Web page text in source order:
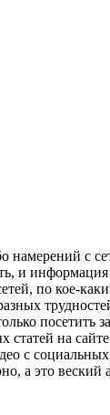
с
и
по кое-
на сайте
с
а это